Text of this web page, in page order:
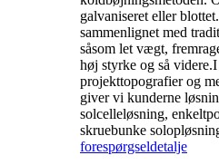
galvaniseret eller
sammenlignet med
såsom let vægt,
høj styrke og så
projekttopografier og
giver vi kunderne
solcelleløsning,
skruebunke
forespørgseldetalje